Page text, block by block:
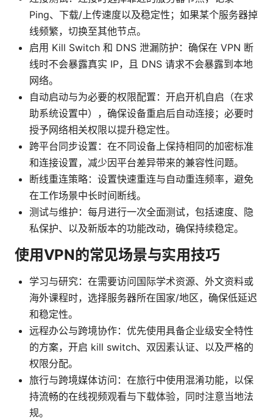
Ping、下载/上传速度以及稳定性；如果某个服务器掉
线频繁，切换至其他节点。
启用 Kill Switch 和 DNS 泄漏防护：确保在 VPN 断
线时不会暴露真实 IP，且 DNS 请求不会暴露到本地
网络。
自动启动与为必要的权限配置：开启开机自启（在求
助系统设置中），确保设备重启后自动连接；必要时
授予网络相关权限以提升稳定性。
跨平台同步设置：在不同设备上保持相同的加密标准
和连接设置，减少因平台差异带来的兼容性问题。
断线重连策略：设置快速重连与自动重连频率，避免
在工作场景中长时间断线。
测试与维护：每月进行一次全面测试，包括速度、隐
私保护、以及新版本的功能改动，确保持续稳定。
使用VPN的常见场景与实用技巧
学习与研究：在需要访问国际学术资源、外文资料或
海外课程时，选择服务器所在国家/地区，确保低延迟
和稳定性。
远程办公与跨境协作：优先使用具备企业级安全特性
的方案，开启 kill switch、双因素认证、以及严格的
权限分配。
旅行与跨境媒体访问：在旅行中使用混淆功能，以保
持流畅的在线视频观看与下载体验，同时注意当地法
规。